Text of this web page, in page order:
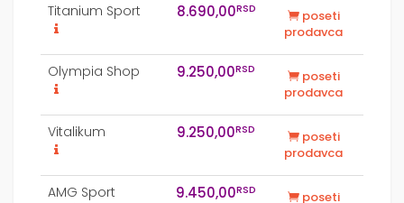
Titanium Sport 8.690,00RSD
poseti
prodavca
Olympia Shop 9.250,00RSD
poseti
prodavca
Vitalikum 9.250,00RSD
poseti
prodavca
AMG Sport
9.450,00RSD
poseti